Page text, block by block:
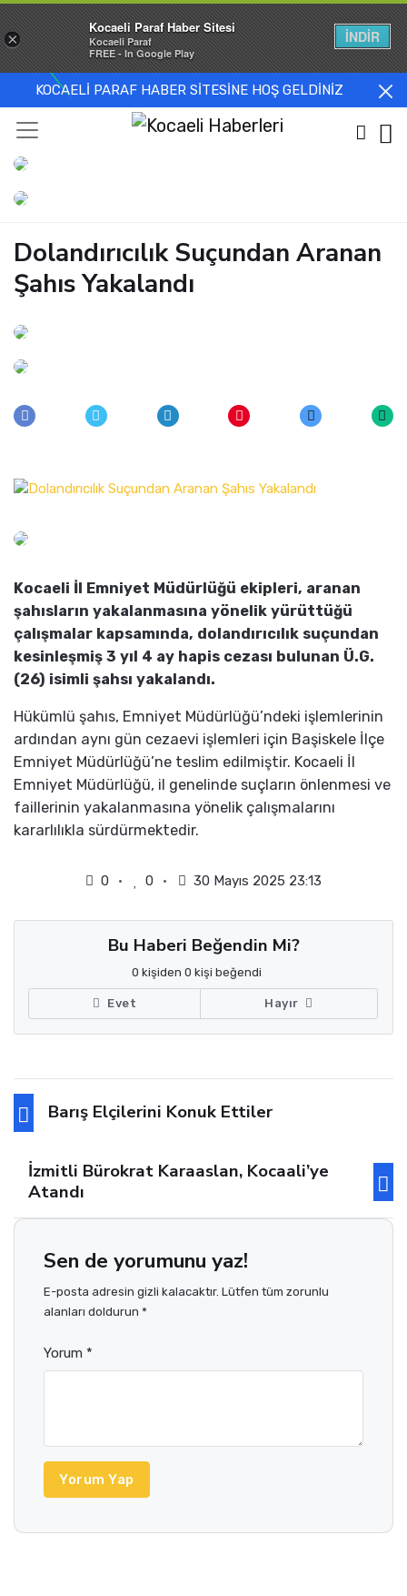
KOCAELİ PARAF HABER SİTESİNE HOŞ GELDİNİZ
Dolandırıcılık Suçundan Aranan
Şahıs Yakalandı
Kocaeli İl Emniyet Müdürlüğü ekipleri, aranan
şahısların yakalanmasına yönelik yürüttüğü
çalışmalar kapsamında, dolandırıcılık suçundan
kesinleşmiş 3 yıl 4 ay hapis cezası bulunan Ü.G.
(26) isimli şahsı yakalandı.
Hükümlü şahıs, Emniyet Müdürlüğü’ndeki işlemlerinin
ardından aynı gün cezaevi işlemleri için Başiskele İlçe
Emniyet Müdürlüğü’ne teslim edilmiştir. Kocaeli İl
Emniyet Müdürlüğü, il genelinde suçların önlenmesi ve
faillerinin yakalanmasına yönelik çalışmalarını
kararlılıkla sürdürmektedir.
0 0 30 Mayıs 2025 23:13
Bu Haberi Beğendin Mi?
0 kişiden 0 kişi beğendi
Evet Hayır
Barış Elçilerini Konuk Ettiler
İzmitli Bürokrat Karaaslan, Kocaali’ye
Atandı
Sen de yorumunu yaz!
E-posta adresin gizli kalacaktır. Lütfen tüm zorunlu
alanları doldurun *
Yorum *
Yorum Yap
×
Kocaeli Paraf Haber Sitesi
Kocaeli Paraf
FREE - In Google Play
İNDİR